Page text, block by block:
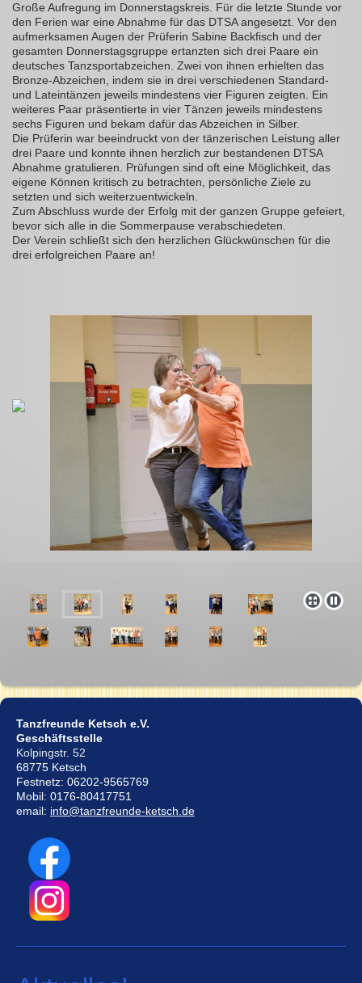
Große Aufregung im Donnerstagskreis. Für die letzte Stunde vor
den Ferien war eine Abnahme für das DTSA angesetzt. Vor den
aufmerksamen Augen der Prüferin Sabine Backfisch und der
gesamten Donnerstagsgruppe ertanzten sich drei Paare ein
deutsches Tanzsportabzeichen. Zwei von ihnen erhielten das
Bronze-Abzeichen, indem sie in drei verschiedenen Standard-
und Lateintänzen jeweils mindestens vier Figuren zeigten. Ein
weiteres Paar präsentierte in vier Tänzen jeweils mindestens
sechs Figuren und bekam dafür das Abzeichen in Silber.
Die Prüferin war beeindruckt von der tänzerischen Leistung aller
drei Paare und konnte ihnen herzlich zur bestandenen DTSA
Abnahme gratulieren. Prüfungen sind oft eine Möglichkeit, das
eigene Können kritisch zu betrachten, persönliche Ziele zu
setzten und sich weiterzuentwickeln.
Zum Abschluss wurde der Erfolg mit der ganzen Gruppe gefeiert,
bevor sich alle in die Sommerpause verabschiedeten.
Der Verein schließt sich den herzlichen Glückwünschen für die
drei erfolgreichen Paare an!
Tanzfreunde Ketsch e.V.
Geschäftsstelle
Kolpingstr. 52
68775 Ketsch
Festnetz: 06202-9565769
Mobil: 0176-80417751
email: info@tanzfreunde-ketsch.de